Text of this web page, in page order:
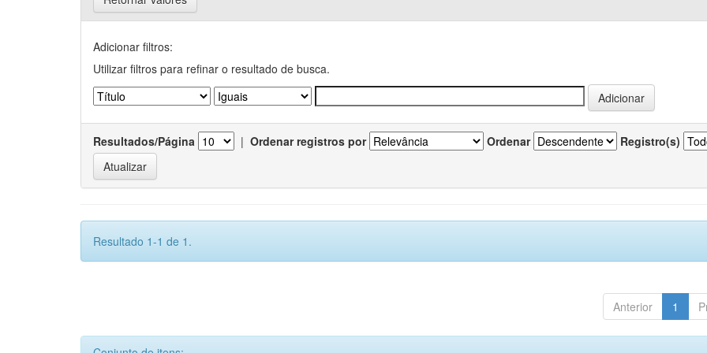
Adicionar filtros:
Utilizar filtros para refinar o resultado de busca.
Resultados/Página | Ordenar registros por Ordenar Registro(s)
Resultado 1-1 de 1.
Anterior 1